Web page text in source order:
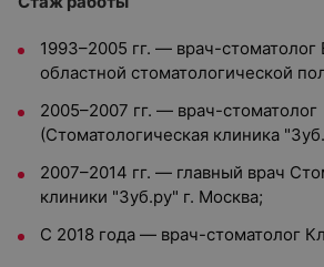
1993–2005 гг. — врач-стоматолог
областной стоматологической
2005–2007 гг. — врач-стоматолог
(Стоматологическая клиника
2007–2014 гг. — главный врач
клиники "Зуб.ру" г. Москва;
С 2018 года — врач-стоматолог